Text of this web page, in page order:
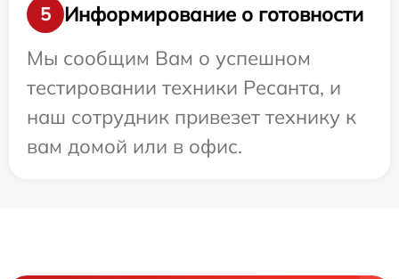
5
Информирование о готовности
Мы сообщим Вам о успешном
тестировании техники Ресанта, и
наш сотрудник привезет технику к
вам домой или в офис.